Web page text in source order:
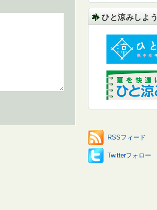
ひと涼みしよう
RSSフィード
Twitterフォロー